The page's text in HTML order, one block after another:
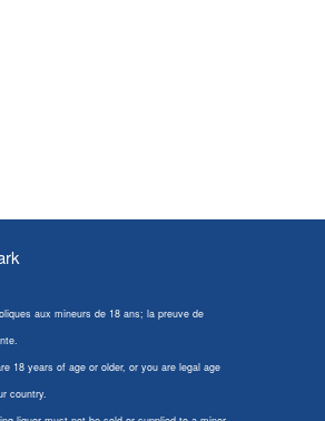
aux mineurs de 18 ans; la preuve de
18 years of age or older, or you are legal age
country.